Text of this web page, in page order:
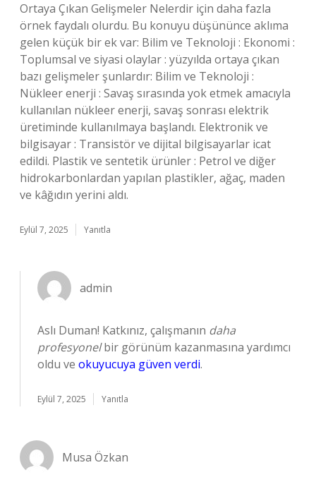
Ortaya Çıkan Gelişmeler Nelerdir için daha fazla
örnek faydalı olurdu. Bu konuyu düşününce aklıma
gelen küçük bir ek var: Bilim ve Teknoloji : Ekonomi :
Toplumsal ve siyasi olaylar : yüzyılda ortaya çıkan
bazı gelişmeler şunlardır: Bilim ve Teknoloji :
Nükleer enerji : Savaş sırasında yok etmek amacıyla
kullanılan nükleer enerji, savaş sonrası elektrik
üretiminde kullanılmaya başlandı. Elektronik ve
bilgisayar : Transistör ve dijital bilgisayarlar icat
edildi. Plastik ve sentetik ürünler : Petrol ve diğer
hidrokarbonlardan yapılan plastikler, ağaç, maden
ve kâğıdın yerini aldı.
Eylül 7, 2025 Yanıtla
admin
Aslı Duman! Katkınız, çalışmanın daha
profesyonelbir görünüm kazanmasına yardımcı
oldu ve okuyucuya güven verdi.
Eylül 7, 2025 Yanıtla
Musa Özkan